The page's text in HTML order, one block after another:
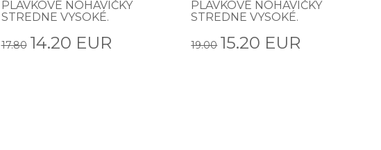
PLAVKOVÉ NOHAVIČKY
STREDNE VYSOKÉ.
17.80 14.20 EUR
PLAVKOVÉ NOHAVIČKY
STREDNE VYSOKÉ.
19.00 15.20 EUR